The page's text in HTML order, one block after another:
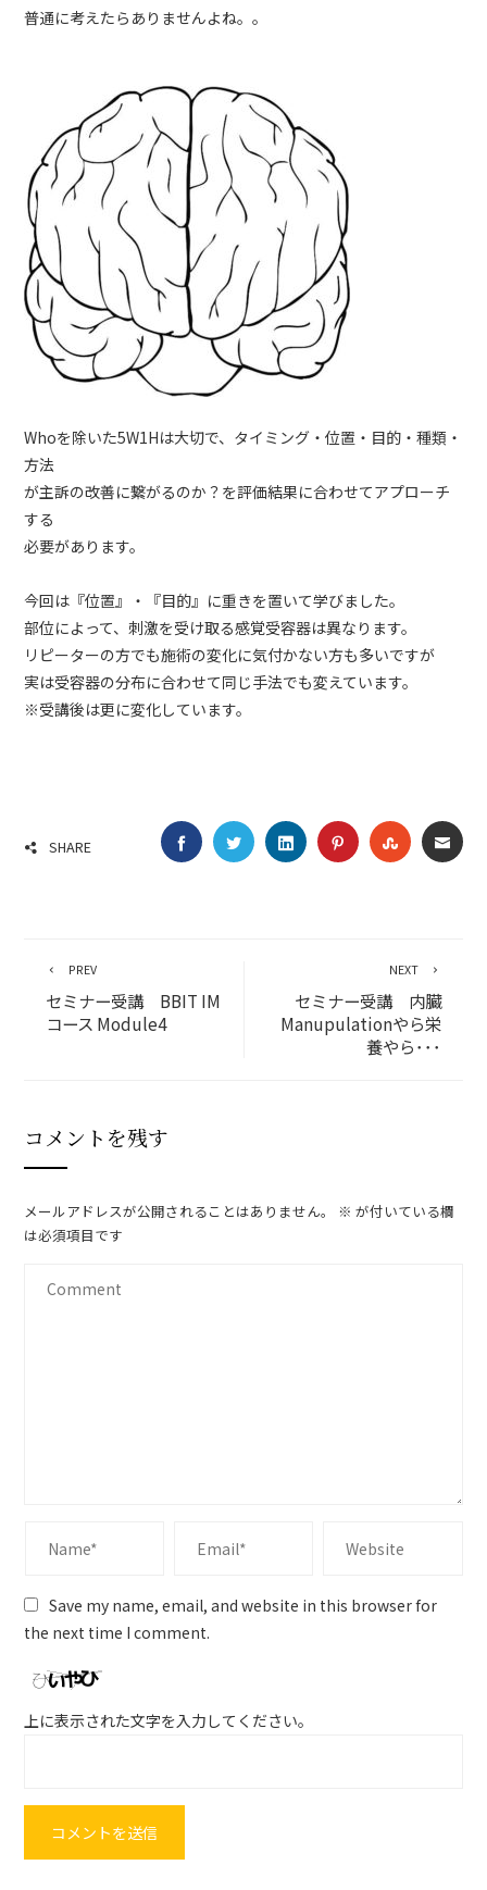
普通に考えたらありませんよね。。
Whoを除いた5W1Hは大切で、タイミング・位置・目的・種類・
方法
が主訴の改善に繋がるのか？を評価結果に合わせてアプローチ
する
必要があります。
今回は『位置』・『目的』に重きを置いて学びました。
部位によって、刺激を受け取る感覚受容器は異なります。
リピーターの方でも施術の変化に気付かない方も多いですが
実は受容器の分布に合わせて同じ手法でも変えています。
※受講後は更に変化しています。
SHARE FACEBOOKTWITTERLINKEDINPINTEREST
PREV
セミナー受講 BBIT IM
コース Module4
NEXT
セミナー受講 内臓
Manupulationやら栄
養やら･･･
コメントを残す
メールアドレスが公開されることはありません。 ※ が付いている欄
は必須項目です
Save my name, email, and website in this browser for
the next time I comment.
上に表示された文字を入力してください。